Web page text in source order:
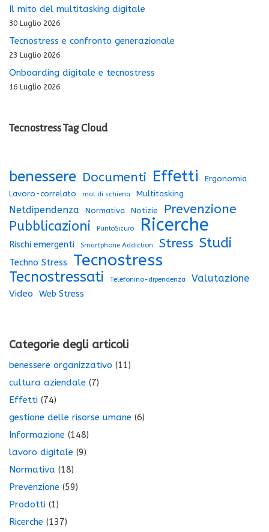
Il mito del multitasking digitale
30 Luglio 2026
Tecnostress e confronto generazionale
23 Luglio 2026
Onboarding digitale e tecnostress
16 Luglio 2026
Tecnostress Tag Cloud
benessere Documenti Effetti Ergonomia
Lavoro-correlato mal di schiena Multitasking
Netdipendenza Normativa Notizie Prevenzione
Pubblicazioni PuntoSicuro Ricerche
Rischi emergenti Smartphone Addiction Stress Studi
Techno Stress Tecnostress
Tecnostressati Telefonino-dipendenza Valutazione
Video Web Stress
Categorie degli articoli
benessere organizzativo (11)
cultura aziendale (7)
Effetti (74)
gestione delle risorse umane (6)
Informazione (148)
lavoro digitale (9)
Normativa (18)
Prevenzione (59)
Prodotti (1)
Ricerche (137)